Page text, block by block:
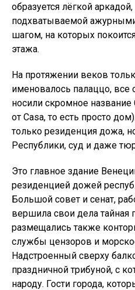
образуется лёгкой
подхватываемой
шагом, на которых
этажа.
На протяжении веков
именовалось палаццо,
носили скромное название
от Casa, то есть просто
только резиденция дожа,
Республики, суд и даже
Это главное здание
резиденцией дожей
Большой совет и сенат,
вершила свои дела тайная
размещались также
службы цензоров и
Надстроенный сверху
праздничной трибуной, с
народу. Гости города,